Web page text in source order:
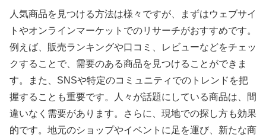
人気商品を見つける方法は様々ですが、まずはウェブサイ
トやオンラインマーケットでのリサーチがおすすめです。
例えば、販売ランキングや口コミ、レビューなどをチェッ
クすることで、需要のある商品を見つけることができま
す。また、SNSや特定のコミュニティでのトレンドを把
握することも重要です。人々が話題にしている商品は、間
違いなく需要があります。さらに、現地での探し方も効果
的です。地元のショップやイベントに足を運び、新たな商